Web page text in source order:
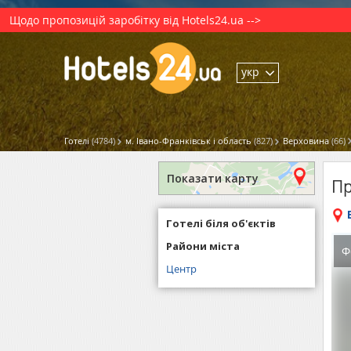
Щодо пропозицій заробітку від Hotels24.ua -->
укр
Готелі (4784) м. Івано-Франківськ і область (827) Верховина (66)
Показати карту
Готелі біля об'єктів
Райони міста
Центр